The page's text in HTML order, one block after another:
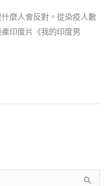
麼人會反對。從染疫人數
印度片《我的印度男